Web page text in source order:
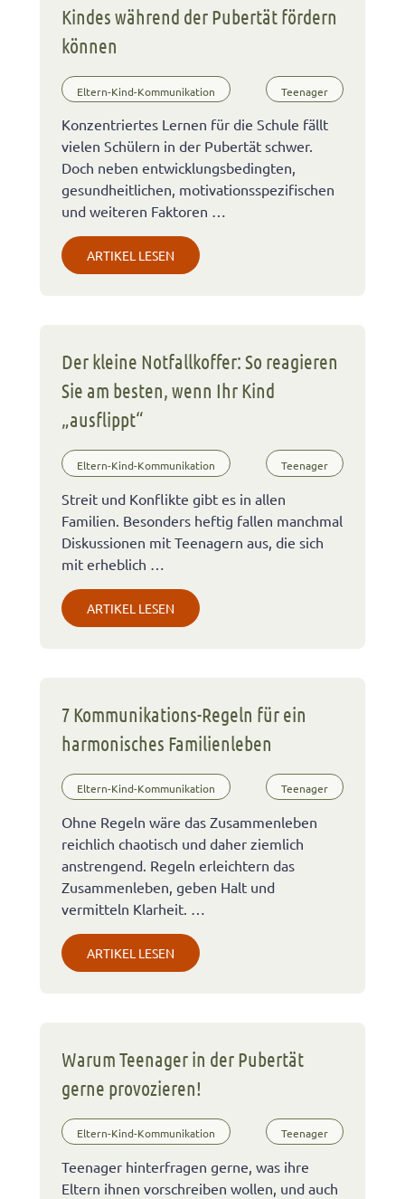
Kindes während der Pubertät fördern
können
Eltern-Kind-Kommunikation Teenager
Konzentriertes Lernen für die Schule fällt
vielen Schülern in der Pubertät schwer.
Doch neben entwicklungsbedingten,
gesundheitlichen, motivationsspezifischen
und weiteren Faktoren …
ARTIKEL LESEN
Der kleine Notfallkoffer: So reagieren
Sie am besten, wenn Ihr Kind
„ausflippt“
Eltern-Kind-Kommunikation Teenager
Streit und Konflikte gibt es in allen
Familien. Besonders heftig fallen manchmal
Diskussionen mit Teenagern aus, die sich
mit erheblich …
ARTIKEL LESEN
7 Kommunikations-Regeln für ein
harmonisches Familienleben
Eltern-Kind-Kommunikation Teenager
Ohne Regeln wäre das Zusammenleben
reichlich chaotisch und daher ziemlich
anstrengend. Regeln erleichtern das
Zusammenleben, geben Halt und
vermitteln Klarheit. …
ARTIKEL LESEN
Warum Teenager in der Pubertät
gerne provozieren!
Eltern-Kind-Kommunikation Teenager
Teenager hinterfragen gerne, was ihre
Eltern ihnen vorschreiben wollen, und auch